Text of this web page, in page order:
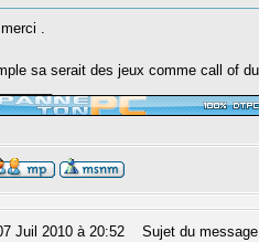
.
sa serait des jeux comme call of
Juil 2010 à 20:52 Sujet du